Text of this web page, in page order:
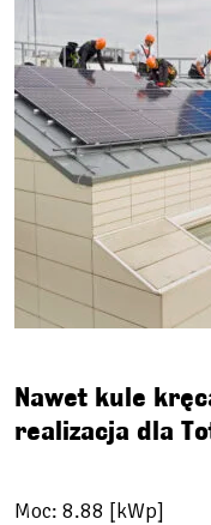
Nawet kule
realizacja dla
Moc: 8.88 [kWp]